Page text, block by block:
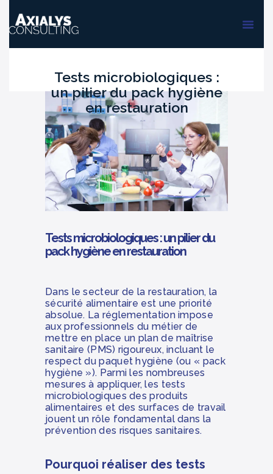
Tests microbiologiques :
un pilier du pack hygiène
en restauration
FORMATIONS
Tests microbiologiques : un pilier du
pack hygiène en restauration
Dans le secteur de la restauration, la
sécurité alimentaire est une priorité
absolue. La réglementation impose
aux professionnels du métier de
mettre en place un plan de maîtrise
sanitaire (PMS) rigoureux, incluant le
respect du paquet hygiène (ou « pack
hygiène »). Parmi les nombreuses
mesures à appliquer, les tests
microbiologiques des produits
alimentaires et des surfaces de travail
jouent un rôle fondamental dans la
prévention des risques sanitaires.
Pourquoi réaliser des tests